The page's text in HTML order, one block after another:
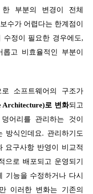
부분의 변경이 전체
수가 어렵다는 한계점이
정이 필요한 경우에도,
고 비효율적인 부분이
소프트웨어의 구조가
Architecture)로 변화되고
어리를 관리하는 것이
방식인데요. 관리하기도
요구사항 반영이 비교적
으로 배포되고 운영되기
기능을 수정하거나 다시
이러한 변화는 기존의